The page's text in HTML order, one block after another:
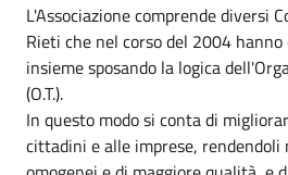
L'Associazione comprende diversi
Rieti che nel corso del 2004
insieme sposando la logica
(O.T.).
In questo modo si conta di
cittadini e alle imprese, rendendoli